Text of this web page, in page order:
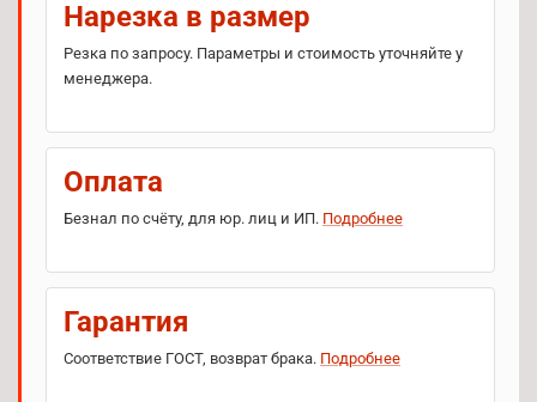
Нарезка в размер
Резка по запросу. Параметры и стоимость уточняйте у
менеджера.
Оплата
Безнал по счёту, для юр. лиц и ИП. Подробнее
Гарантия
Соответствие ГОСТ, возврат брака. Подробнее